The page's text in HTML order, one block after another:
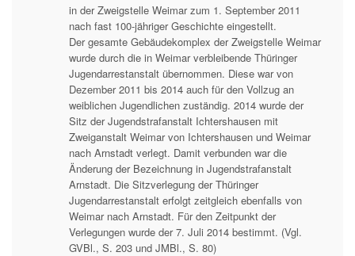
in der Zweigstelle Weimar zum 1. September 2011
nach fast 100-jähriger Geschichte eingestellt.
Der gesamte Gebäudekomplex der Zweigstelle Weimar
wurde durch die in Weimar verbleibende Thüringer
Jugendarrestanstalt übernommen. Diese war von
Dezember 2011 bis 2014 auch für den Vollzug an
weiblichen Jugendlichen zuständig. 2014 wurde der
Sitz der Jugendstrafanstalt Ichtershausen mit
Zweiganstalt Weimar von Ichtershausen und Weimar
nach Arnstadt verlegt. Damit verbunden war die
Änderung der Bezeichnung in Jugendstrafanstalt
Arnstadt. Die Sitzverlegung der Thüringer
Jugendarrestanstalt erfolgt zeitgleich ebenfalls von
Weimar nach Arnstadt. Für den Zeitpunkt der
Verlegungen wurde der 7. Juli 2014 bestimmt. (Vgl.
GVBl., S. 203 und JMBl., S. 80)